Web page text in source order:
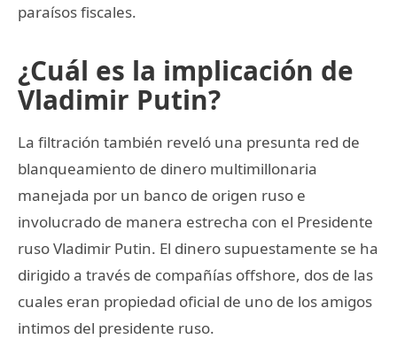
paraísos fiscales.
¿Cuál es la implicación de
Vladimir Putin?
La filtración también reveló una presunta red de
blanqueamiento de dinero multimillonaria
manejada por un banco de origen ruso e
involucrado de manera estrecha con el Presidente
ruso Vladimir Putin. El dinero supuestamente se ha
dirigido a través de compañías offshore, dos de las
cuales eran propiedad oficial de uno de los amigos
intimos del presidente ruso.